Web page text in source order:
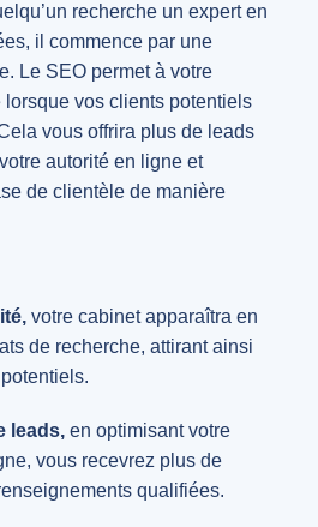
recherche un expert en
il commence par une
Le SEO permet à votre
lorsque vos clients potentiels
vous offrira plus de leads
autorité en ligne et
de clientèle de manière
votre cabinet apparaîtra en
de recherche, attirant ainsi
leads, en optimisant votre
vous recevrez plus de
qualifiées.